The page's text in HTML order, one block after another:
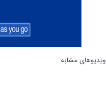
ویدیوهای مشابه